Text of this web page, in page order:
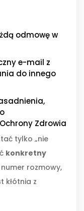
odmowę w
e-mail z
do innego
Zdrowia
tylko „nie
konkretny
rozmowy,
kłótnia z